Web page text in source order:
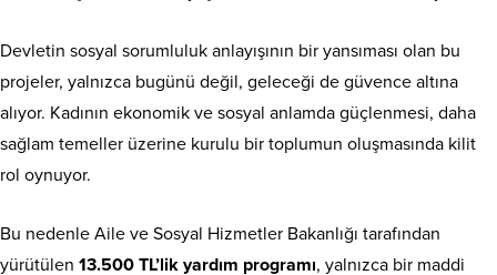
Devletin sosyal sorumluluk anlayışının bir yansıması olan bu
projeler, yalnızca bugünü değil, geleceği de güvence altına
alıyor. Kadının ekonomik ve sosyal anlamda güçlenmesi, daha
sağlam temeller üzerine kurulu bir toplumun oluşmasında kilit
rol oynuyor.
Bu nedenle Aile ve Sosyal Hizmetler Bakanlığı tarafından
yürütülen 13.500 TL’lik yardım programı, yalnızca bir maddi